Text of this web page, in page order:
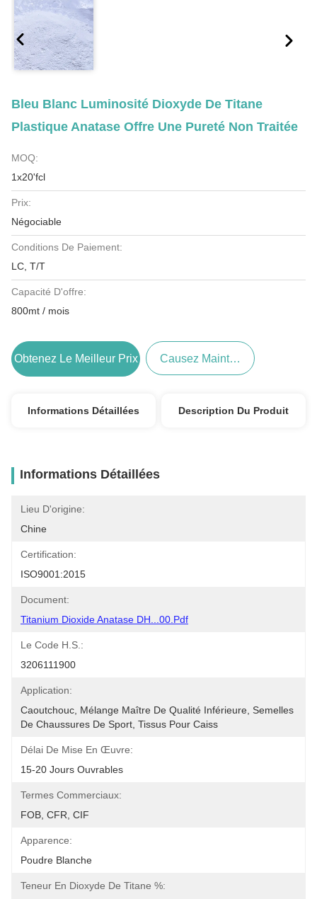
Bleu Blanc Luminosité Dioxyde De Titane
Plastique Anatase Offre Une Pureté Non Traitée
MOQ:
1x20'fcl
Prix:
Négociable
Conditions De Paiement:
LC, T/T
Capacité D'offre:
800mt / mois
Obtenez Le Meilleur Prix Causez Maintenant
Informations Détaillées Description Du Produit
Informations Détaillées
Lieu D'origine:
Chine
Certification:
ISO9001:2015
Document:
Titanium Dioxide Anatase DH...00.pdf
Le Code H.S.:
3206111900
Application:
Caoutchouc, Mélange Maître De Qualité Inférieure, Semelles
De Chaussures De Sport, Tissus Pour Caiss
Délai De Mise En Œuvre:
15-20 Jours Ouvrables
Termes Commerciaux:
FOB, CFR, CIF
Apparence:
Poudre Blanche
Teneur En Dioxyde De Titane %: